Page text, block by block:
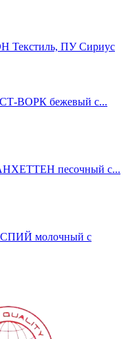
ПУ Сириус
ВОРК бежевый с...
песочный с...
молочный с